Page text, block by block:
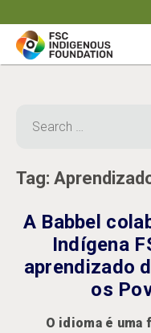
to
content
for:
Tag:
A Babbel
Indígena
aprendizado
os
O idioma é uma